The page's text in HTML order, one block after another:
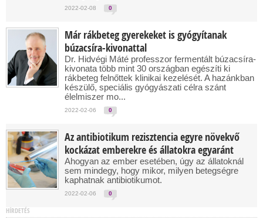
2022-02-08 0
Már rákbeteg gyerekeket is gyógyítanak
búzacsíra-kivonattal
Dr. Hidvégi Máté professzor fermentált búzacsíra-
kivonata több mint 30 országban egészíti ki
rákbeteg felnőttek klinikai kezelését. A hazánkban
készülő, speciális gyógyászati célra szánt
élelmiszer mo...
2022-02-06 0
Az antibiotikum rezisztencia egyre növekvő
kockázat emberekre és állatokra egyaránt
Ahogyan az ember esetében, úgy az állatoknál
sem mindegy, hogy mikor, milyen betegségre
kaphatnak antibiotikumot.
2022-02-06 0
HÍRDETÉS